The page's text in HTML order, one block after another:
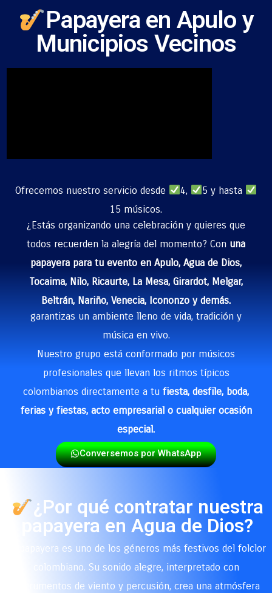
Papayera en Apulo y
Municipios Vecinos
Ofrecemos nuestro servicio desde 4,
5 y hasta
15 músicos.
¿Estás organizando una celebración y quieres que
todos recuerden la alegría del momento? Con una
papayera para tu evento en Apulo, Agua de Dios,
Tocaima, Nilo, Ricaurte, La Mesa, Girardot, Melgar,
Beltrán, Nariño, Venecia, Icononzo y demás.
garantizas un ambiente lleno de vida, tradición y
música en vivo.
Nuestro grupo está conformado por músicos
profesionales que llevan los ritmos típicos
colombianos directamente a tu fiesta, desfile, boda,
ferias y fiestas, acto empresarial o cualquier ocasión
especial.
Conversemos por WhatsApp
¿Por qué contratar nuestra
papayera en Agua de Dios?
La papayera es uno de los géneros más festivos del folclor
colombiano. Su sonido alegre, interpretado con
instrumentos de viento y percusión, crea una atmósfera